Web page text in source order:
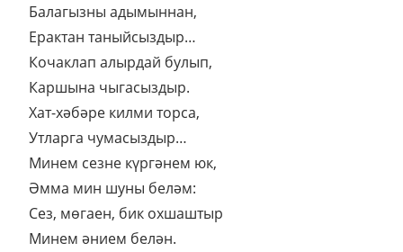
Балагызны адымыннан,
Ерактан таныйсыздыр…
Кочаклап алырдай булып,
Каршына чыгасыздыр.
Хат-хәбәре килми торса,
Утларга чумасыздыр…
Минем сезне күргәнем юк,
Әмма мин шуны беләм:
Сез, мөгаен, бик охшаштыр
Минем әнием белән.